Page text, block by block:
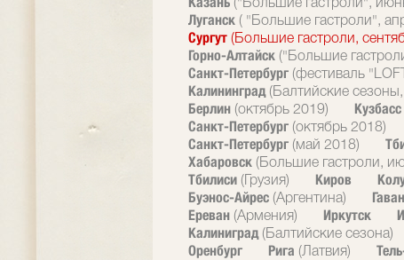
("Большие гастроли",
Луганск ( "Большие гастроли",
Сургут (Большие гастроли,
Горно-Алтайск ("Большие
Санкт-Петербург (фестиваль
Калининград (Балтийские
Берлин (октябрь 2019) Кузбасс
Санкт-Петербург (октябрь 2018)
Санкт-Петербург (май 2018)
Хабаровск (Большие гастроли,
Тбилиси (Грузия) Киров
Буэнос-Айрес (Аргентина)
Ереван (Армения) Иркутск
Калиниград (Балтийские сезона)
Оренбург Рига (Латвия)